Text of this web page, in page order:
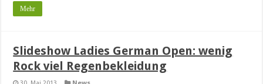
Mehr
Slideshow Ladies German Open: wenig
Rock viel Regenbekleidung